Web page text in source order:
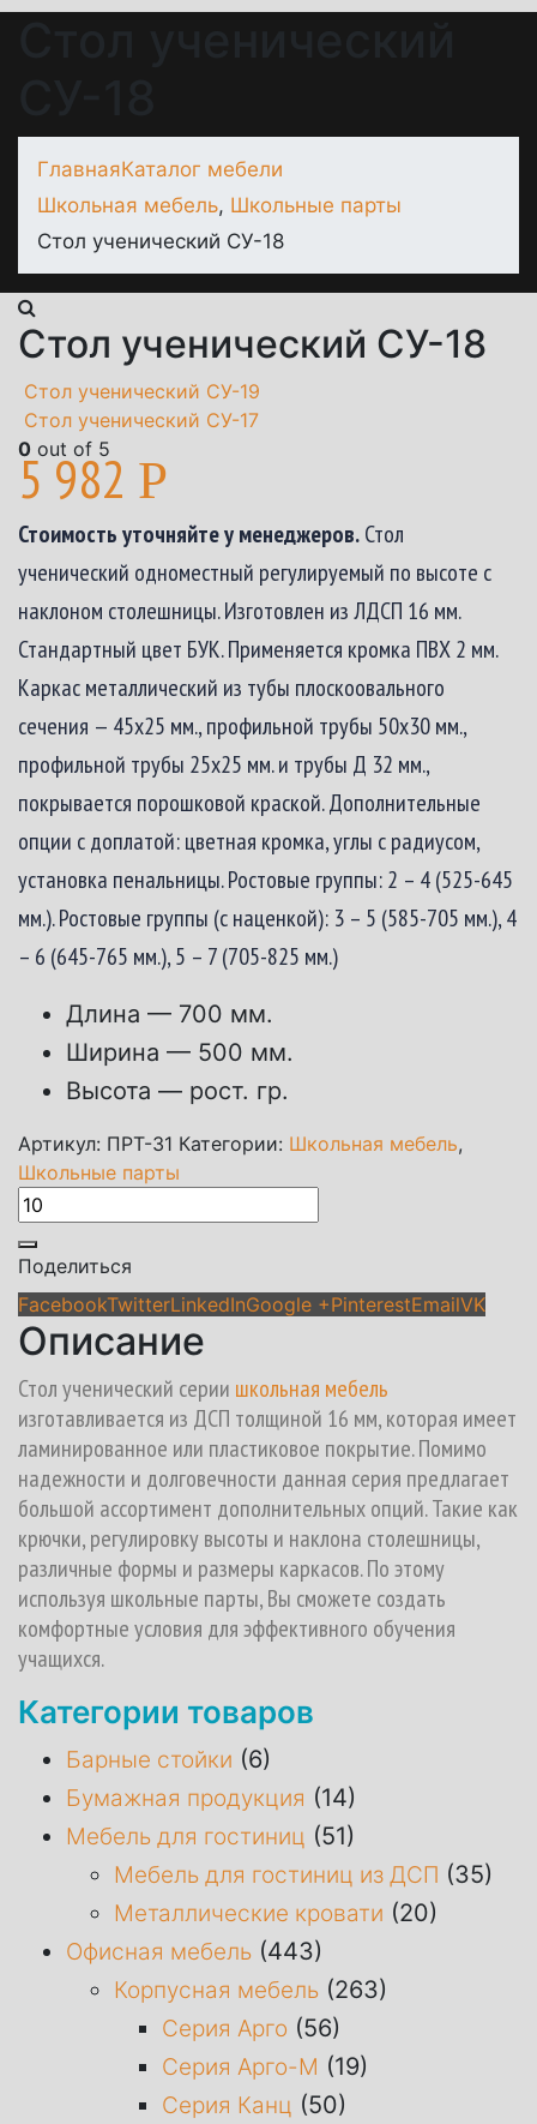
ГлавнаяКаталог мебели
Школьная мебель, Школьные парты
Стол ученический СУ-18
Стол ученический СУ-18
Стол ученический СУ-19
Стол ученический СУ-17
0 out of 5
5 982 Р
Стоимость уточняйте у менеджеров.Стол
ученический одноместный регулируемый по высоте с
наклоном столешницы. Изготовлен из ЛДСП 16 мм.
Стандартный цвет БУК. Применяется кромка ПВХ 2 мм.
Каркас металлический из тубы плоскоовального
сечения — 45х25 мм., профильной трубы 50х30 мм.,
профильной трубы 25х25 мм. и трубы Д 32 мм.,
покрывается порошковой краской. Дополнительные
опции с доплатой: цветная кромка, углы с радиусом,
установка пенальницы. Ростовые группы: 2 – 4 (525-645
мм.). Ростовые группы (с наценкой): 3 – 5 (585-705 мм.), 4
– 6 (645-765 мм.), 5 – 7 (705-825 мм.)
Длина — 700 мм.
Ширина — 500 мм.
Высота — рост. гр.
Артикул: ПРТ-31 Категории: Школьная мебель,
Школьные парты
Поделиться
FacebookTwitterLinkedInGoogle +PinterestEmailVK
Описание
Стол ученический серии школьная мебель
изготавливается из ДСП толщиной 16 мм, которая имеет
ламинированное или пластиковое покрытие. Помимо
надежности и долговечности данная серия предлагает
большой ассортимент дополнительных опций. Такие как
крючки, регулировку высоты и наклона столешницы,
различные формы и размеры каркасов. По этому
используя школьные парты, Вы сможете создать
комфортные условия для эффективного обучения
учащихся.
Категории товаров
Барные стойки (6)
Бумажная продукция (14)
Мебель для гостиниц (51)
Мебель для гостиниц из ДСП (35)
Металлические кровати (20)
Офисная мебель (443)
Корпусная мебель (263)
Серия Арго (56)
Серия Арго-М (19)
Серия Канц (50)